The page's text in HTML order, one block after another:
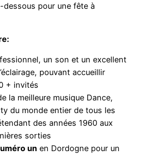
pour une fête à
un son et un excellent
pouvant accueillir
+ invités
la meilleure musique Dance,
du monde entier de tous les
des années 1960 aux
sorties
un en Dordogne pour un